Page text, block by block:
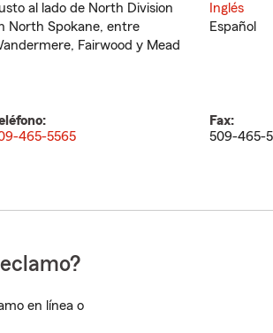
al lado de North Division
North Spokane, entre
Fairwood y Mead
Inglés
Español
465-5565
Fax:
509-465-
en línea o